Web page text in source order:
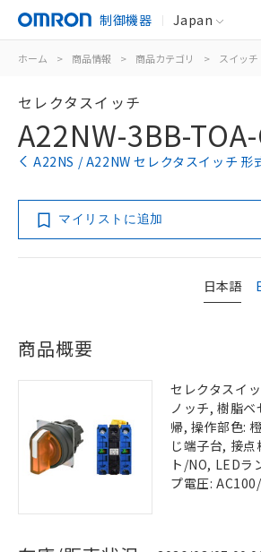
制御機器 Japan
ホーム > 商品情報 > 商品カテゴリ > スイッチ
セレクタスイッチ
A22NW-3BB-
A22NS / A22NW セレクタスイッチ 形
マイリストに追加
日本語
商品概要
セレクタスイ
ノッチ, 樹脂
帰, 操作部色:
じ端子台, 接
ト/NO, LEDラ
プ電圧: